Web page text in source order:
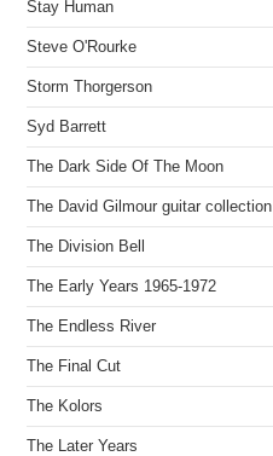
Stay Human
Steve O'Rourke
Storm Thorgerson
Syd Barrett
The Dark Side Of The Moon
The David Gilmour guitar collection
The Division Bell
The Early Years 1965-1972
The Endless River
The Final Cut
The Kolors
The Later Years